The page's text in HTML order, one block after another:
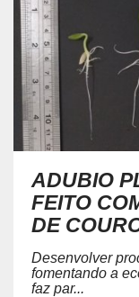
ADUBIO
FEITO
DE
Desenvolver
fomentando a
faz par...